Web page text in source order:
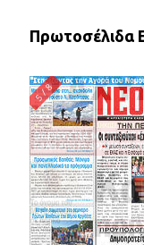
Πρωτοσέλιδα